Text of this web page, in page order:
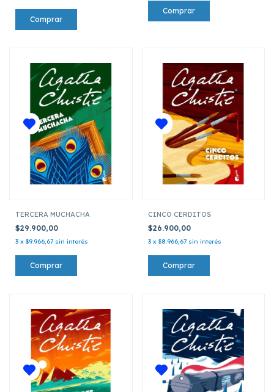
TERCERA MUCHACHA
$29.900,00
3 x $9.966,67 sin interés
CINCO CERDITOS
$26.900,00
3 x $8.966,67 sin interés